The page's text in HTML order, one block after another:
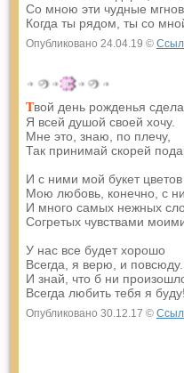
Со мною эти чудные
Когда ты рядом, ты со
Опубликовано 24.04.19 ©
Твой день рожденья
Я всей душой своей хочу.
Мне это, знаю, по плечу,
Так принимай скорей
И с ними мой букет цветов
Мою любовь, конечно, с
И много самых нежных
Согретых чувствами
У нас все будет хорошо
Всегда, я верю, и повсюду.
И знай, что б ни
Всегда любить тебя я буду!
Опубликовано 30.12.17 ©